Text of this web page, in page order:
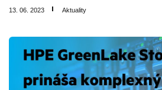
13. 06. 2023 Aktuality